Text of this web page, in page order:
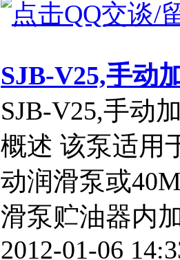
SJB-V25,手动
SJB-V25,手动
概述 该泵适用
动润滑泵或
滑泵贮油器内
2012-01-06